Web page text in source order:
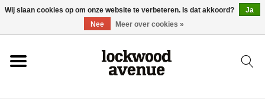
HOME
Wij slaan cookies op om onze website te verbeteren. Is dat akkoord?
Ja
Nee
Meer over cookies »